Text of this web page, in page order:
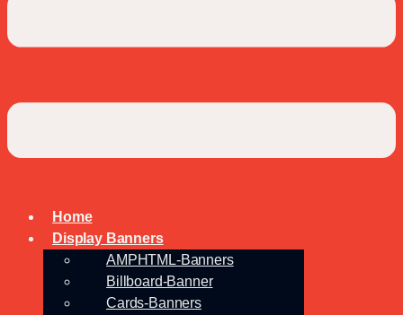
Home
Display Banners
AMPHTML-Banners
Billboard-Banner
Cards-Banners